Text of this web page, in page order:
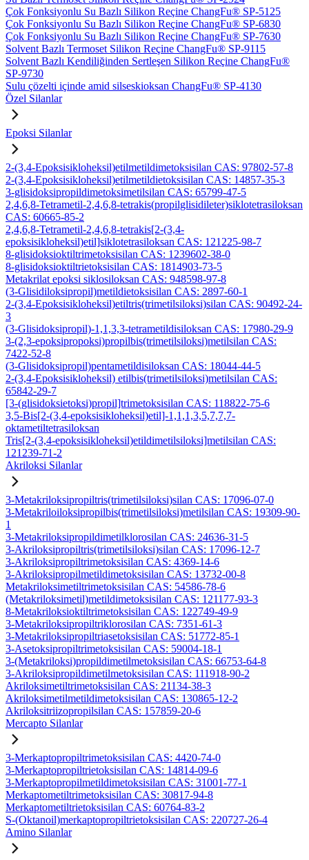
Çok Fonksiyonlu Su Bazlı Silikon Reçine ChangFu® SP-5125
Çok Fonksiyonlu Su Bazlı Silikon Reçine ChangFu® SP-6830
Çok Fonksiyonlu Su Bazlı Silikon Reçine ChangFu® SP-7630
Solvent Bazlı Termoset Silikon Reçine ChangFu® SP-9115
Solvent Bazlı Kendiliğinden Sertleşen Silikon Reçine ChangFu®
SP-9730
Sulu çözelti içinde amid silseskioksan ChangFu® SP-4130
Özel Silanlar
Epoksi Silanlar
2-(3,4-Epoksisikloheksil)etilmetildimetoksisilan CAS: 97802-57-8
2-(3,4-Epoksisikloheksil)etilmetildietoksisilan CAS: 14857-35-3
3-glisidoksipropildimetoksimetilsilan CAS: 65799-47-5
2,4,6,8-Tetrametil-2,4,6,8-tetrakis(propilglisidileter)siklotetrasiloksan
CAS: 60665-85-2
2,4,6,8-Tetrametil-2,4,6,8-tetrakis[2-(3,4-
epoksisikloheksil)etil]siklotetrasiloksan CAS: 121225-98-7
8-glisidoksioktiltrimetoksisilan CAS: 1239602-38-0
8-glisidoksioktiltrietoksisilan CAS: 1814903-73-5
Metakrilat epoksi siklosiloksan CAS: 948598-97-8
(3-Glisidiloksipropil)metildietoksisilan CAS: 2897-60-1
2-(3,4-Epoksisikloheksil)etiltris(trimetilsiloksi)silan CAS: 90492-24-
3
(3-Glisidoksipropil)-1,1,3,3-tetrametildisiloksan CAS: 17980-29-9
3-(2,3-epoksipropoksi)propilbis(trimetilsiloksi)metilsilan CAS:
7422-52-8
(3-Glisidoksipropil)pentametildisiloksan CAS: 18044-44-5
2-(3,4-Epoksisikloheksil) etilbis(trimetilsiloksi)metilsilan CAS:
65842-29-7
[3-(glisidoksietoksi)propil]trimetoksisilan CAS: 118822-75-6
3,5-Bis[2-(3,4-epoksisikloheksil)etil]-1,1,1,3,5,7,7,7-
oktametiltetrasiloksan
Tris[2-(3,4-epoksisikloheksil)etildimetilsiloksi]metilsilan CAS:
121239-71-2
Akriloksi Silanlar
3-Metakriloksipropiltris(trimetilsiloksi)silan CAS: 17096-07-0
3-Metakriloiloksipropilbis(trimetilsiloksi)metilsilan CAS: 19309-90-
1
3-Metakriloksipropildimetilklorosilan CAS: 24636-31-5
3-Akriloksipropiltris(trimetilsiloksi)silan CAS: 17096-12-7
3-Akriloksipropiltrimetoksisilan CAS: 4369-14-6
3-Akriloksipropilmetildimetoksisilan CAS: 13732-00-8
Metakriloksimetiltrimetoksisilan CAS: 54586-78-6
(Metakriloksimetil)metildimetoksisilan CAS: 121177-93-3
8-Metakriloksioktiltrimetoksisilan CAS: 122749-49-9
3-Metakriloksipropiltriklorosilan CAS: 7351-61-3
3-Metakriloksipropiltriasetoksisilan CAS: 51772-85-1
3-Asetoksipropiltrimetoksisilan CAS: 59004-18-1
3-(Metakriloksi)propildimetilmetoksisilan CAS: 66753-64-8
3-Akriloksipropildimetilmetoksisilan CAS: 111918-90-2
Akriloksimetiltrimetoksisilan CAS: 21134-38-3
Akriloksimetilmetildimetoksisilan CAS: 130865-12-2
Akriloksitriizopropilsilan CAS: 157859-20-6
Mercapto Silanlar
3-Merkaptopropiltrimetoksisilan CAS: 4420-74-0
3-Merkaptopropiltrietoksisilan CAS: 14814-09-6
3-Merkaptopropilmetildimetoksisilan CAS: 31001-77-1
Merkaptometiltrimetoksisilan CAS: 30817-94-8
Merkaptometiltrietoksisilan CAS: 60764-83-2
S-(Oktanoil)merkaptopropiltrietoksisilan CAS: 220727-26-4
Amino Silanlar